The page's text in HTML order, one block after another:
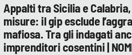
Appalti tra Sicilia e Calabria,
misure: il gip esclude
mafiosa. Tra gli indagati
imprenditori cosentini |